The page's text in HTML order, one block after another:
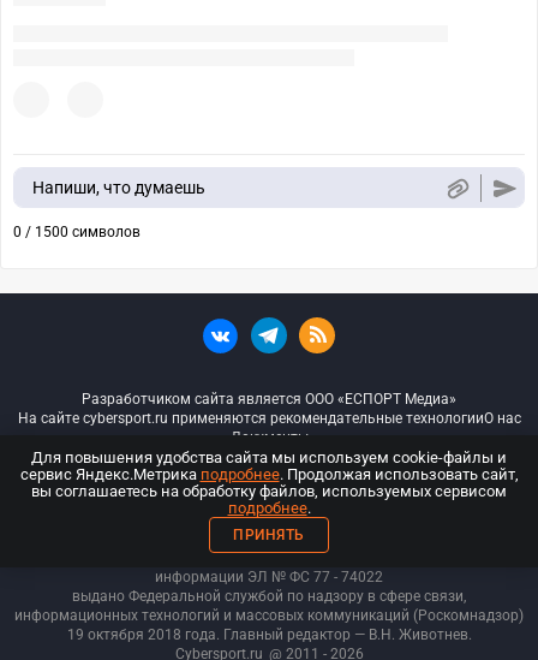
Напиши, что думаешь
0 / 1500 символов
Разработчиком сайта является ООО «ЕСПОРТ Медиа»
На сайте cybersport.ru применяются рекомендательные технологииО нас
Документы
© ООО «Киберспорт.ру» — Все права защищены
18+
ООО «Киберспорт.ру». Свидетельство о регистрации средств массовой
информации ЭЛ № ФС 77 - 74022
выдано Федеральной службой по надзору в сфере связи,
информационных технологий и массовых коммуникаций (Роскомнадзор)
19 октября 2018 года. Главный редактор — В.Н. Животнев.
Cybersport.ru @ 2011 - 2026
Для повышения удобства сайта мы используем cookie-файлы и
сервис Яндекс.Метрика подробнее. Продолжая использовать сайт,
вы соглашаетесь на обработку файлов, используемых сервисом
подробнее.
ПРИНЯТЬ